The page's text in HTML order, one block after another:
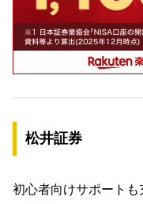
松井証券
初心者向けサポート